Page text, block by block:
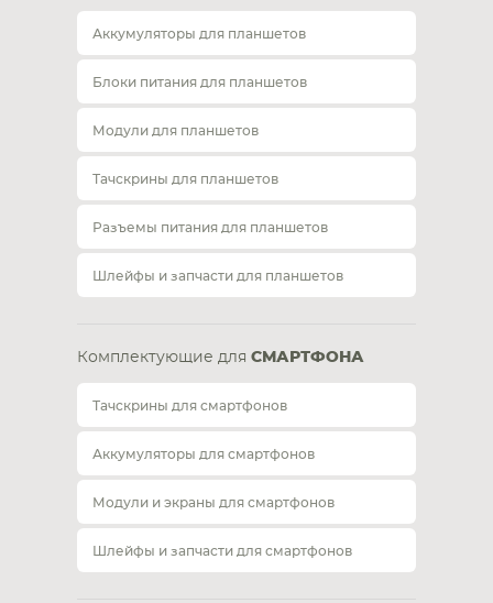
Аккумуляторы для планшетов
Блоки питания для планшетов
Модули для планшетов
Тачскрины для планшетов
Разъемы питания для планшетов
Шлейфы и запчасти для планшетов
Комплектующие для СМАРТФОНА
Тачскрины для смартфонов
Аккумуляторы для смартфонов
Модули и экраны для смартфонов
Шлейфы и запчасти для смартфонов